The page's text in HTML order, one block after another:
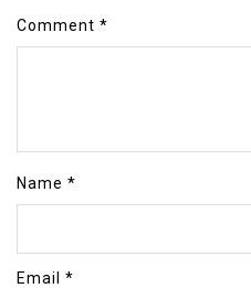
Comment *
Name *
Email *